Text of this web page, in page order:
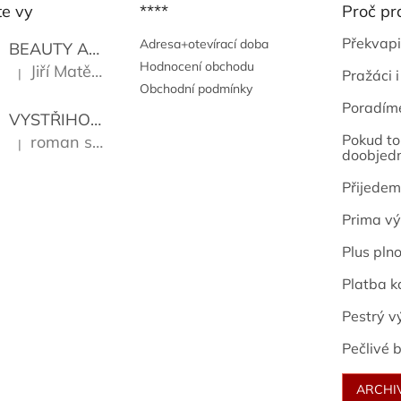
vy
BEAUTY AND THE BEAT
Go Go's
Hodnocení produktu je 5 z 5 hvězdiček.
| Jiří Matějů
VYSTŘIHOVÁNKY - PRAŽSKÉ PAMÁTKY Kropáček
Hodnocení produktu je 5 z 5 hvězdiček.
| roman sekanina
****
Adresa+otevírací doba
Hodnocení obchodu
Obchodní podmínky
Proč
Pražáci
Pokud
Prima
Plus
Platba
Pestrý
Pečlivé